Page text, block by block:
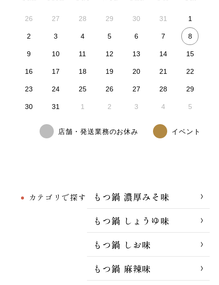
カテゴリで探す
もつ鍋 濃厚みそ味
もつ鍋 しょうゆ味
もつ鍋 しお味
もつ鍋 麻辣味
26 27 28 29 30 31 1
2 3 4 5 6 7 8
9 10 11 12 13 14 15
16 17 18 19 20 21 22
23 24 25 26 27 28 29
30 31 1 2 3 4 5
店舗・発送業務のお休み イベント